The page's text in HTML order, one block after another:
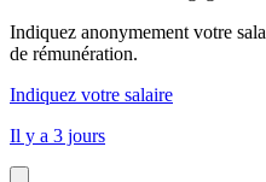
Indiquez anonymement votre
de rémunération.
Indiquez votre salaire
Il y a 3 jours